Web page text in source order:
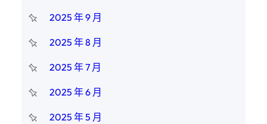
2025 年 9 月
2025 年 8 月
2025 年 7 月
2025 年 6 月
2025 年 5 月